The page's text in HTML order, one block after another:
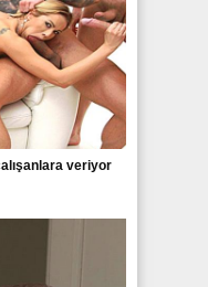
veriyor